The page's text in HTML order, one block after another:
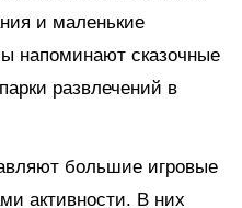
и маленькие
напоминают сказочные
развлечений в
большие игровые
активности. В них